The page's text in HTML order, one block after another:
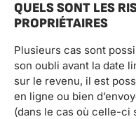
QUELS SONT LES
PROPRIÉTAIRES
Plusieurs cas sont
son oubli avant la date
sur le revenu, il est
en ligne ou bien
(dans le cas où celle-ci